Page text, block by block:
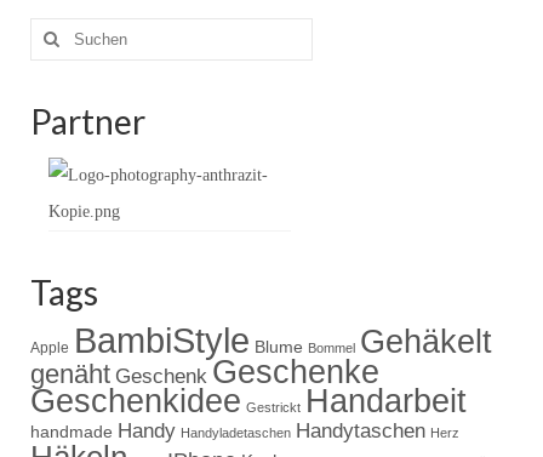
Suche
nach:
Partner
Tags
Apple BambiStyle Blume Bommel Gehäkelt
genäht Geschenk Geschenke
Geschenkidee Gestrickt Handarbeit
handmade Handy Handyladetaschen Handytaschen Herz